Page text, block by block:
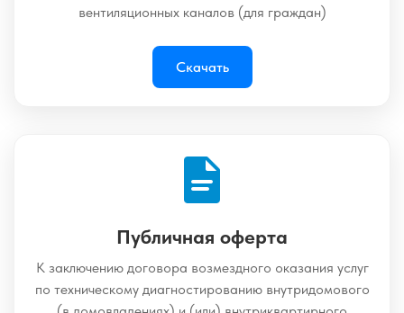
вентиляционных каналов (для граждан)
Скачать
Публичная оферта
К заключению договора возмездного оказания услуг
по техническому диагностированию внутридомового